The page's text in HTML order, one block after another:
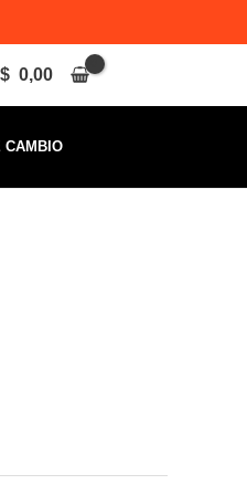
$ 0,00
CAMBIO